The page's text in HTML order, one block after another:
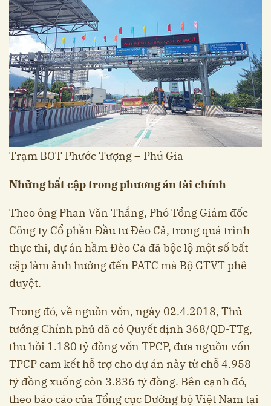
Trạm BOT Phước Tượng – Phú Gia
Những bất cập trong phương án tài chính
Theo ông Phan Văn Thắng, Phó Tổng Giám đốc
Công ty Cổ phần Đầu tư Đèo Cả, trong quá trình
thực thi, dự án hầm Đèo Cả đã bộc lộ một số bất
cập làm ảnh hưởng đến PATC mà Bộ GTVT phê
duyệt.
Trong đó, về nguồn vốn, ngày 02.4.2018, Thủ
tướng Chính phủ đã có Quyết định 368/QĐ-TTg,
thu hồi 1.180 tỷ đồng vốn TPCP, đưa nguồn vốn
TPCP cam kết hỗ trợ cho dự án này từ chỗ 4.958
tỷ đồng xuống còn 3.836 tỷ đồng. Bên cạnh đó,
theo báo cáo của Tổng cục Đường bộ Việt Nam tại